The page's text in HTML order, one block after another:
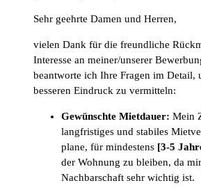
Sehr geehrte Damen und Herren,
vielen Dank für die freundliche
Interesse an meiner/unserer
beantworte ich Ihre Fragen im Detail,
besseren Eindruck zu vermitteln:
Gewünschte Mietdauer: Mein
langfristiges und stabiles
plane, für mindestens [3-5
der Wohnung zu bleiben, da
Nachbarschaft sehr wichtig ist.